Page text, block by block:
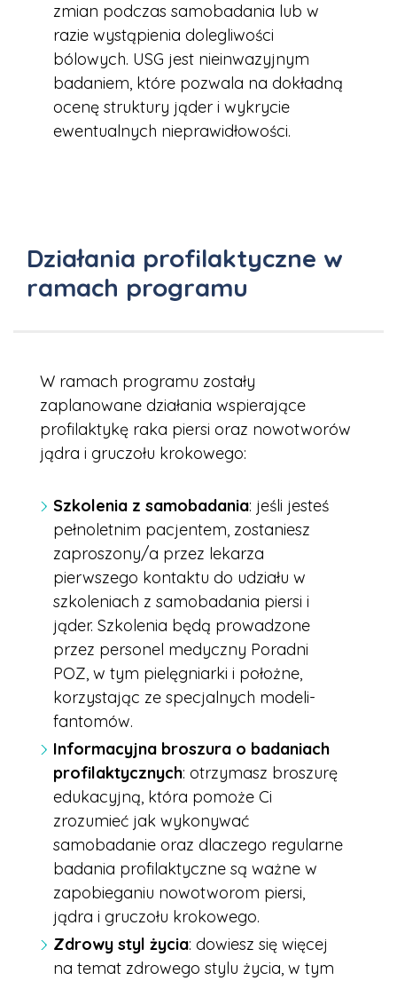
zmian podczas samobadania lub w
razie wystąpienia dolegliwości
bólowych. USG jest nieinwazyjnym
badaniem, które pozwala na dokładną
ocenę struktury jąder i wykrycie
ewentualnych nieprawidłowości.
Działania profilaktyczne w
ramach programu
W ramach programu zostały
zaplanowane działania wspierające
profilaktykę raka piersi oraz nowotworów
jądra i gruczołu krokowego:
Szkolenia z samobadania: jeśli jesteś
pełnoletnim pacjentem, zostaniesz
zaproszony/a przez lekarza
pierwszego kontaktu do udziału w
szkoleniach z samobadania piersi i
jąder. Szkolenia będą prowadzone
przez personel medyczny Poradni
POZ, w tym pielęgniarki i położne,
korzystając ze specjalnych modeli-
fantomów.
Informacyjna broszura o badaniach
profilaktycznych: otrzymasz broszurę
edukacyjną, która pomoże Ci
zrozumieć jak wykonywać
samobadanie oraz dlaczego regularne
badania profilaktyczne są ważne w
zapobieganiu nowotworom piersi,
jądra i gruczołu krokowego.
Zdrowy styl życia: dowiesz się więcej
na temat zdrowego stylu życia, w tym